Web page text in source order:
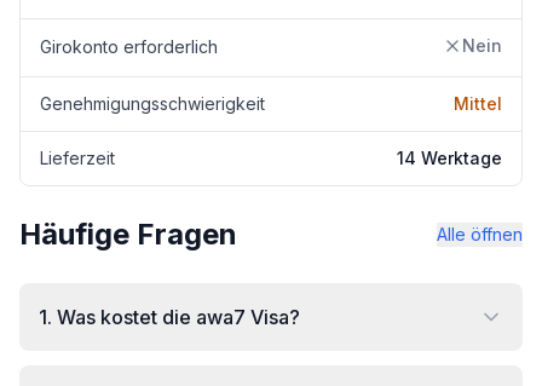
Girokonto erforderlich Nein
Genehmigungsschwierigkeit Mittel
Lieferzeit 14 Werktage
Häufige Fragen Alle öffnen
1. Was kostet die awa7 Visa?